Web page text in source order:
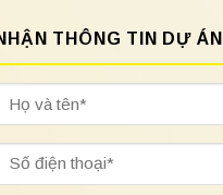
THÔNG TIN DỰ